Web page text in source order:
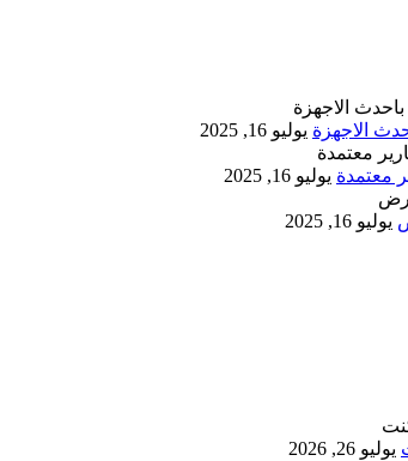
يوليو 16, 2025
يوليو 16, 2025
يوليو 16, 2025
يوليو 26, 2026